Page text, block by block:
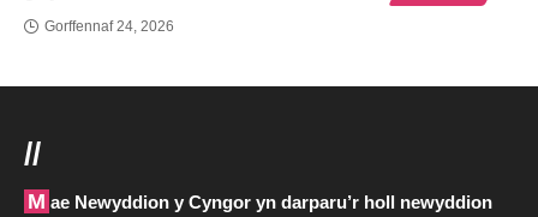
Gorffennaf 24, 2026
//
Mae Newyddion y Cyngor yn darparu’r holl newyddion